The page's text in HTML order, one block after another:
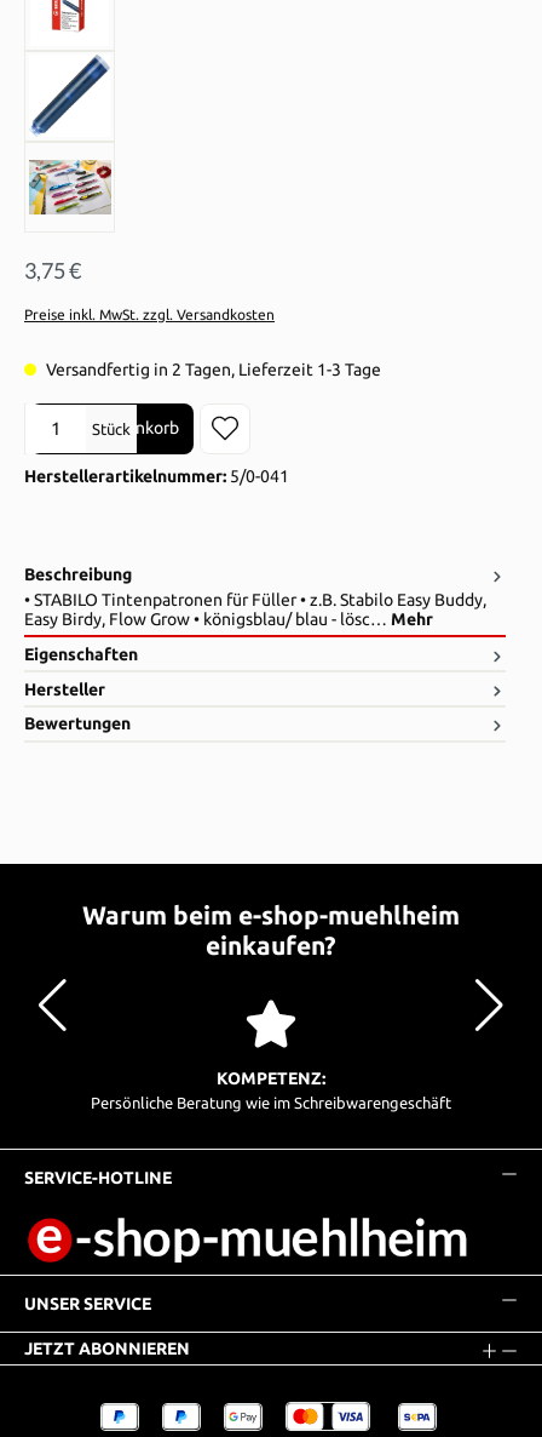
3,75 €
Preise inkl. MwSt. zzgl. Versandkosten
Versandfertig in 2 Tagen, Lieferzeit 1-3 Tage
Produkt Anzahl: Gib den gewünschten Wert ein oder benutze die
Stück
In den Warenkorb
Herstellerartikelnummer: 5/0-041
Beschreibung
• STABILO Tintenpatronen für Füller • z.B. Stabilo Easy Buddy,
Easy Birdy, Flow Grow • königsblau/ blau - lösc… Mehr
Eigenschaften
Hersteller
Bewertungen
Warum beim e-shop-muehlheim
einkaufen?
KOMPETENZ:
Persönliche Beratung wie im Schreibwarengeschäft
SERVICE-HOTLINE
UNSER SERVICE
JETZT ABONNIEREN